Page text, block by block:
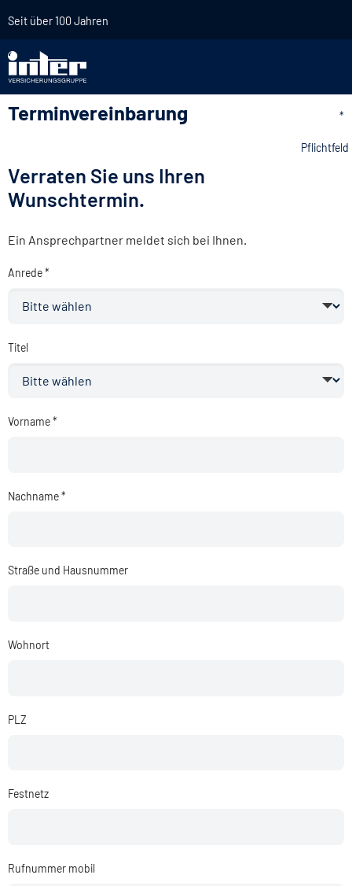
Seit über 100 Jahren
Terminvereinbarung *
Pflichtfeld
Verraten Sie uns Ihren
Wunschtermin.
Ein Ansprechpartner meldet sich bei Ihnen.
Anrede *
Titel
Vorname *
Nachname *
Straße und Hausnummer
Wohnort
PLZ
Festnetz
Rufnummer mobil